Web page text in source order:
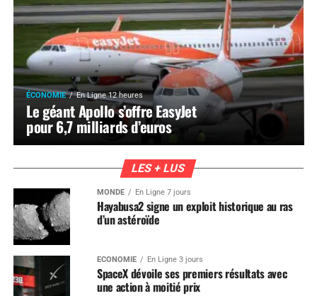
ÉCONOMIE En Ligne 12 heures
Le géant Apollo s’offre EasyJet
pour 6,7 milliards d’euros
LES + LUS
MONDE En Ligne 7 jours
Hayabusa2 signe un exploit historique au ras
d’un astéroïde
ÉCONOMIE En Ligne 3 jours
SpaceX dévoile ses premiers résultats avec
une action à moitié prix